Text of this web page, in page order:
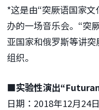
*这是由“突厥语国家
办的一场音乐会。“突
亚国家和俄罗斯等讲
组织。
■实验性演出
日期：2018年12月24